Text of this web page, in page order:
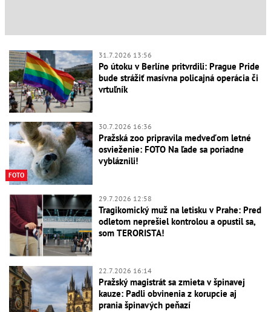
31.7.2026 13:56
Po útoku v Berlíne pritvrdili: Prague Pride
bude strážiť masívna policajná operácia či
vrtuľník
FOTO
30.7.2026 16:36
Pražská zoo pripravila medveďom letné
osvieženie: FOTO Na ľade sa poriadne
vybláznili!
29.7.2026 12:58
Tragikomický muž na letisku v Prahe: Pred
odletom neprešiel kontrolou a opustil sa,
som TERORISTA!
22.7.2026 16:14
Pražský magistrát sa zmieta v špinavej
kauze: Padli obvinenia z korupcie aj
prania špinavých peňazí